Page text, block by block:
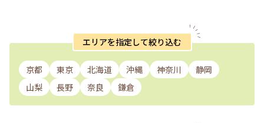
エリアを指定して絞り込む
京都 東京 北海道 沖縄 神奈川
静岡
山梨
長野 奈良 鎌倉